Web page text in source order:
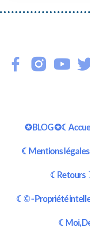
✪ BLOG ✪
☾Mentions
☾© - Propriété
☾Moi,